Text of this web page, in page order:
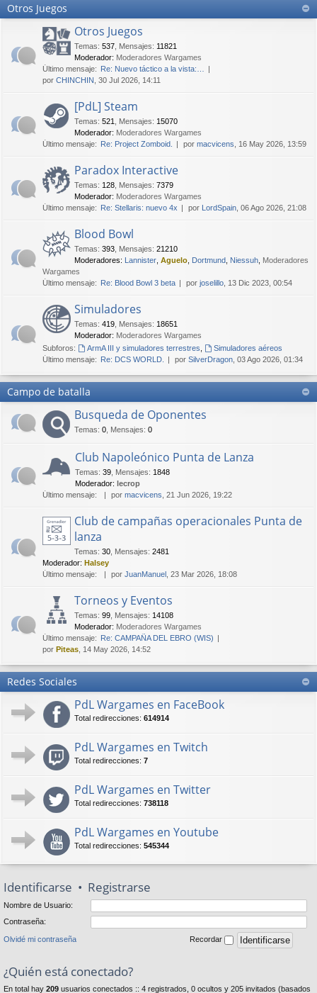
Otros Juegos
Otros Juegos
Temas: 537 Mensajes: 11821
Moderador: Moderadores Wargames
Último mensaje: Re: Nuevo táctico a la vista:…
por CHINCHIN , 30 Jul 2026, 14:11
[PdL] Steam
Temas: 521 Mensajes: 15070
Moderador: Moderadores Wargames
Último mensaje: Re: Project Zomboid. por macvicens , 16 May 2026, 13:59
Paradox Interactive
Temas: 128 Mensajes: 7379
Moderador: Moderadores Wargames
Último mensaje: Re: Stellaris: nuevo 4x por LordSpain , 06 Ago 2026, 21:08
Blood Bowl
Temas: 393 Mensajes: 21210
Moderadores: Lannister Aguelo Dortmund Niessuh Moderadores
Wargames
Último mensaje: Re: Blood Bowl 3 beta por joselillo , 13 Dic 2023, 00:54
Simuladores
Temas: 419 Mensajes: 18651
Moderador: Moderadores Wargames
Subforos:
ArmA III y simuladores terrestres
Simuladores aéreos
Último mensaje: Re: DCS WORLD. por SilverDragon , 03 Ago 2026, 01:34
Campo de batalla
Busqueda de Oponentes
Temas: 0 Mensajes: 0
Club Napoleónico Punta de Lanza
Temas: 39 Mensajes: 1848
Moderador: lecrop
Último mensaje:
por macvicens , 21 Jun 2026, 19:22
Club de campañas operacionales Punta de
lanza
Temas: 30 Mensajes: 2481
Moderador: Halsey
Último mensaje:
por JuanManuel , 23 Mar 2026, 18:08
Torneos y Eventos
Temas: 99 Mensajes: 14108
Moderador: Moderadores Wargames
Último mensaje: Re: CAMPAÑA DEL EBRO (WIS)
por Piteas , 14 May 2026, 14:52
Redes Sociales
PdL Wargames en FaceBook
Total redirecciones: 614914
PdL Wargames en Twitch
Total redirecciones: 7
PdL Wargames en Twitter
Total redirecciones: 738118
PdL Wargames en Youtube
Total redirecciones: 545344
Identificarse • Registrarse
Nombre de Usuario:
Contraseña:
Olvidé mi contraseña Recordar
¿Quién está conectado?
En total hay 209 usuarios conectados :: 4 registrados, 0 ocultos y 205 invitados (basados